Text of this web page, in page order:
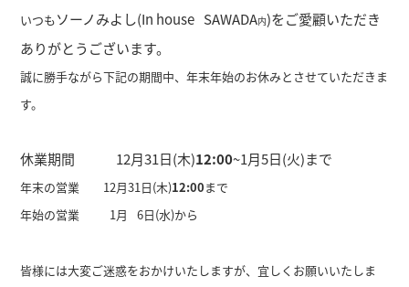
いつもソーノみよし(In house SAWADA内)をご愛顧いただき
ありがとうございます。
誠に勝手ながら下記の期間中、年末年始のお休みとさせていただきま
す。
休業期間 12月31日(木)12:00~1月5日(火)まで
年末の営業 12月31日(木)12:00まで
年始の営業
1月 6日(水)から
皆様には大変ご迷惑をおかけいたしますが、宜しくお願いいたしま